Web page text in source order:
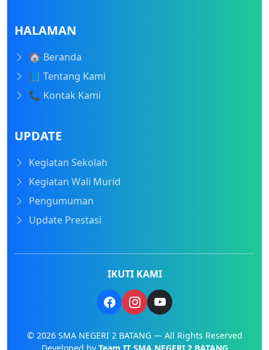
HALAMAN
🏠 Beranda
📘 Tentang Kami
📞 Kontak Kami
UPDATE
Kegiatan Sekolah
Kegiatan Wali Murid
Pengumuman
Update Prestasi
IKUTI KAMI
© 2026 SMA NEGERI 2 BATANG — All Rights Reserved